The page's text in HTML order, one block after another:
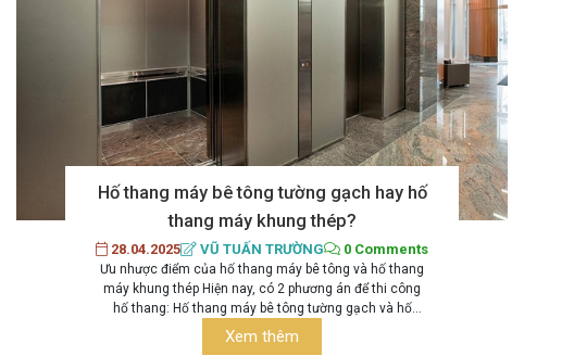
Hố thang máy bê tông tường gạch hay hố
thang máy khung thép?
28.04.2025 VŨ TUẤN TRƯỜNG 0 Comments
Ưu nhược điểm của hố thang máy bê tông và hố thang
máy khung thép Hiện nay, có 2 phương án để thi công
hố thang: Hố thang máy bê tông tường gạch và hố
thang máy khung thép. Mỗi phương án đều sử dụng vật
liệu đặc trưng đúng như tên gọi và có những ưu...
Xem thêm